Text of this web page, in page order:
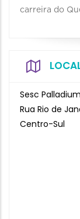
carreira do
Sesc Palladium
Rua Rio de
Centro-Sul